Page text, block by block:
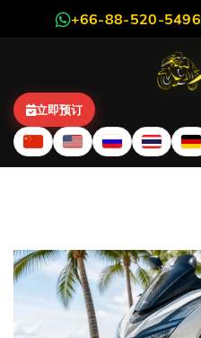
+66-88-520-5496
立即预订